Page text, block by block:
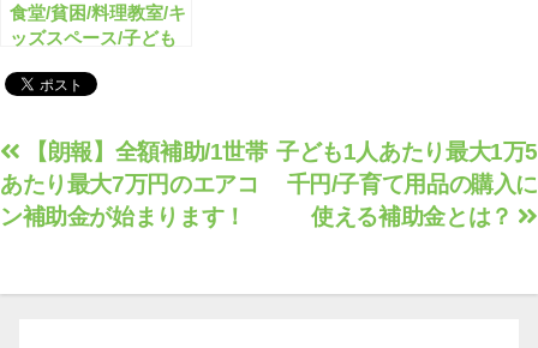
食堂/貧困/料理教室/キ
ッズスペース/子ども
助金のまとめ
投
稿
ナ
ゲ
子ども1人あたり最大1万5
千円/子育て用品の購入に
使える補助金とは？
【朗報】全額補助/1世帯
あたり最大7万円のエアコ
ン補助金が始まります！